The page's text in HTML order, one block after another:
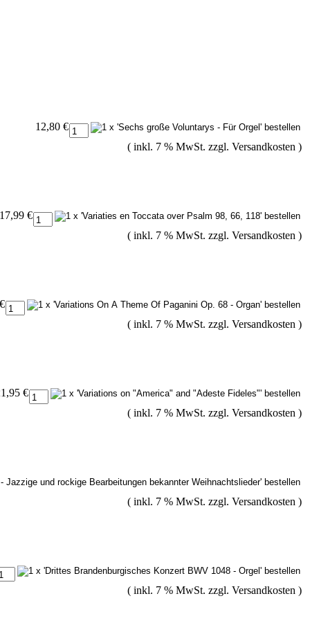
12,80 €
( inkl. 7 % MwSt. zzgl. Versandkosten )
17,99 €
( inkl. 7 % MwSt. zzgl. Versandkosten )
( inkl. 7 % MwSt. zzgl. Versandkosten )
€
( inkl. 7 % MwSt. zzgl. Versandkosten )
( inkl. 7 % MwSt. zzgl. Versandkosten )
( inkl. 7 % MwSt. zzgl. Versandkosten )